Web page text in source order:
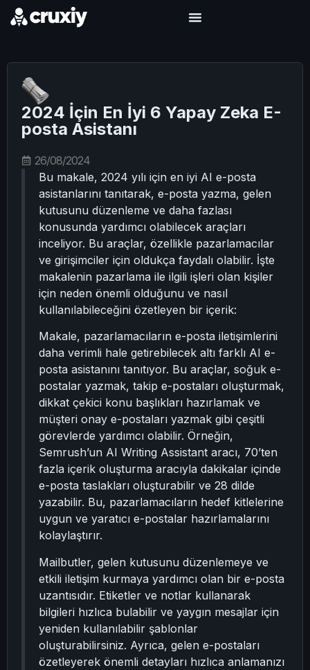
2024 İçin En İyi 6 Yapay Zeka E-
posta Asistanı
26/08/2024
Bu makale, 2024 yılı için en iyi AI e-posta
asistanlarını tanıtarak, e-posta yazma, gelen
kutusunu düzenleme ve daha fazlası
konusunda yardımcı olabilecek araçları
inceliyor. Bu araçlar, özellikle pazarlamacılar
ve girişimciler için oldukça faydalı olabilir. İşte
makalenin pazarlama ile ilgili işleri olan kişiler
için neden önemli olduğunu ve nasıl
kullanılabileceğini özetleyen bir içerik:
Makale, pazarlamacıların e-posta iletişimlerini
daha verimli hale getirebilecek altı farklı AI e-
posta asistanını tanıtıyor. Bu araçlar, soğuk e-
postalar yazmak, takip e-postaları oluşturmak,
dikkat çekici konu başlıkları hazırlamak ve
müşteri onay e-postaları yazmak gibi çeşitli
görevlerde yardımcı olabilir. Örneğin,
Semrush’un AI Writing Assistant aracı, 70’ten
fazla içerik oluşturma aracıyla dakikalar içinde
e-posta taslakları oluşturabilir ve 28 dilde
yazabilir. Bu, pazarlamacıların hedef kitlelerine
uygun ve yaratıcı e-postalar hazırlamalarını
kolaylaştırır.
Mailbutler, gelen kutusunu düzenlemeye ve
etkili iletişim kurmaya yardımcı olan bir e-posta
uzantısıdır. Etiketler ve notlar kullanarak
bilgileri hızlıca bulabilir ve yaygın mesajlar için
yeniden kullanılabilir şablonlar
oluşturabilirsiniz. Ayrıca, gelen e-postaları
özetleyerek önemli detayları hızlıca anlamanızı